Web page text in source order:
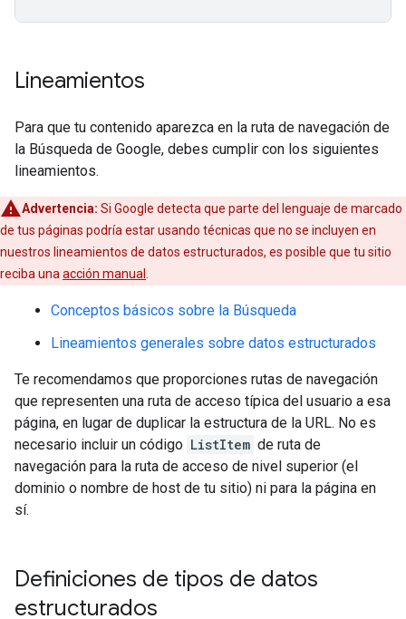
Lineamientos
Para que tu contenido aparezca en la ruta de navegación de
la Búsqueda de Google, debes cumplir con los siguientes
lineamientos.
Advertencia: Si Google detecta que parte del lenguaje de marcado
de tus páginas podría estar usando técnicas que no se incluyen en
nuestros lineamientos de datos estructurados, es posible que tu sitio
reciba una acción manual
Conceptos básicos sobre la Búsqueda
Lineamientos generales sobre datos estructurados
Te recomendamos que proporciones rutas de navegación
que representen una ruta de acceso típica del usuario a esa
página, en lugar de duplicar la estructura de la URL. No es
necesario incluir un código ListItem de ruta de
navegación para la ruta de acceso de nivel superior (el
dominio o nombre de host de tu sitio) ni para la página en
sí.
Definiciones de tipos de datos
estructurados